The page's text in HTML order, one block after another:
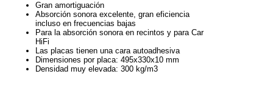
Gran amortiguación
Absorción sonora excelente, gran eficiencia
incluso en frecuencias bajas
Para la absorción sonora en recintos y para Car
HiFi
Las placas tienen una cara autoadhesiva
Dimensiones por placa: 495x330x10 mm
Densidad muy elevada: 300 kg/m3